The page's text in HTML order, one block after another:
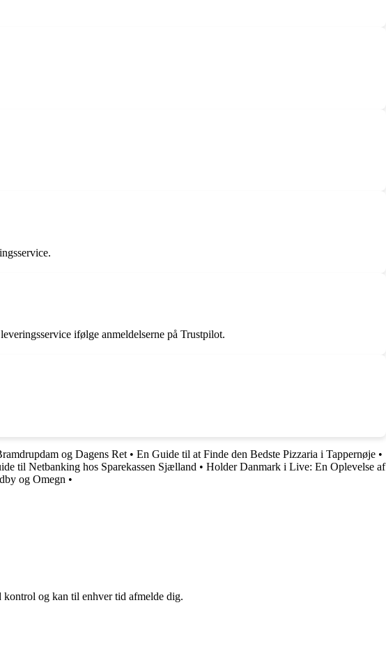
ifølge anmeldelserne på Trustpilot.
og Dagens Ret • En Guide til at Finde den Bedste Pizzaria i Tappernøje •
til Netbanking hos Sparekassen Sjælland • Holder Danmark i Live: En Oplevelse af
og Omegn •
og kan til enhver tid afmelde dig.